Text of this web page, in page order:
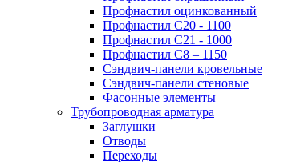
Профнастил оцинкованный
Профнастил С20 - 1100
Профнастил С21 - 1000
Профнастил С8 – 1150
Сэндвич-панели кровельные
Сэндвич-панели стеновые
Фасонные элементы
Трубопроводная арматура
Заглушки
Отводы
Переходы